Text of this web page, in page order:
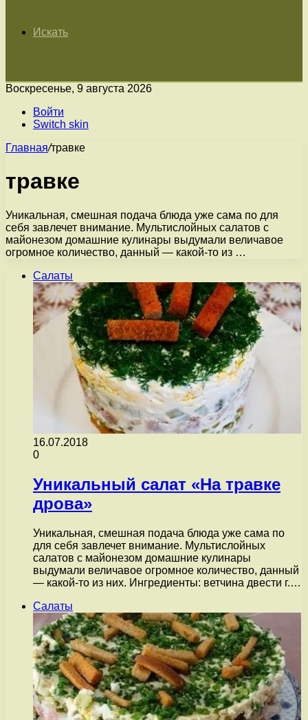
Искать
Воскресенье, 9 августа 2026
Войти
Switch skin
Главная/травке
травке
Уникальная, смешная подача блюда уже сама по для
себя завлечет внимание. Мультислойных салатов с
майонезом домашние кулинары выдумали величавое
огромное количество, данный — какой-то из …
Салаты
16.07.2018
0
Уникальный салат «На травке
дрова»
Уникальная, смешная подача блюда уже сама по
для себя завлечет внимание. Мультислойных
салатов с майонезом домашние кулинары
выдумали величавое огромное количество, данный
— какой-то из них. Ингредиенты: ветчина двести г.…
Салаты